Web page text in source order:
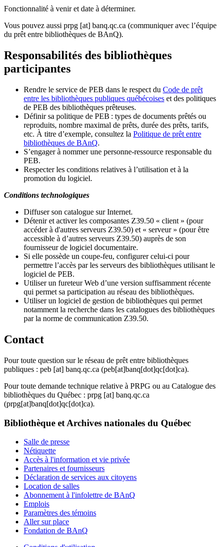
Fonctionnalité à venir et date à déterminer.
Vous pouvez aussi prpg [at] banq.qc.ca (communiquer avec l’équipe
du prêt entre bibliothèques de BAnQ).
Responsabilités des bibliothèques
participantes
Rendre le service de PEB dans le respect du Code de prêt
entre les bibliothèques publiques québécoises et des politiques
de PEB des bibliothèques prêteuses.
Définir sa politique de PEB : types de documents prêtés ou
reproduits, nombre maximal de prêts, durée des prêts, tarifs,
etc. À titre d’exemple, consultez la Politique de prêt entre
bibliothèques de BAnQ.
S’engager à nommer une personne-ressource responsable du
PEB.
Respecter les conditions relatives à l’utilisation et à la
promotion du logiciel.
Conditions technologiques
Diffuser son catalogue sur Internet.
Détenir et activer les composantes Z39.50 « client » (pour
accéder à d'autres serveurs Z39.50) et « serveur » (pour être
accessible à d’autres serveurs Z39.50) auprès de son
fournisseur de logiciel documentaire.
Si elle possède un coupe-feu, configurer celui-ci pour
permettre l’accès par les serveurs des bibliothèques utilisant le
logiciel de PEB.
Utiliser un fureteur Web d’une version suffisamment récente
qui permet sa participation au réseau des bibliothèques.
Utiliser un logiciel de gestion de bibliothèques qui permet
notamment la recherche dans les catalogues des bibliothèques
par la norme de communication Z39.50.
Contact
Pour toute question sur le réseau de prêt entre bibliothèques
publiques : peb [at] banq.qc.ca (peb[at]banq[dot]qc[dot]ca).
Pour toute demande technique relative à PRPG ou au Catalogue des
bibliothèques du Québec : prpg [at] banq.qc.ca
(prpg[at]banq[dot]qc[dot]ca).
Bibliothèque et Archives nationales du Québec
Salle de presse
Nétiquette
Accès à l'information et vie privée
Partenaires et fournisseurs
Déclaration de services aux citoyens
Location de salles
Abonnement à l'infolettre de BAnQ
Emplois
Paramètres des témoins
Aller sur place
Fondation de BAnQ